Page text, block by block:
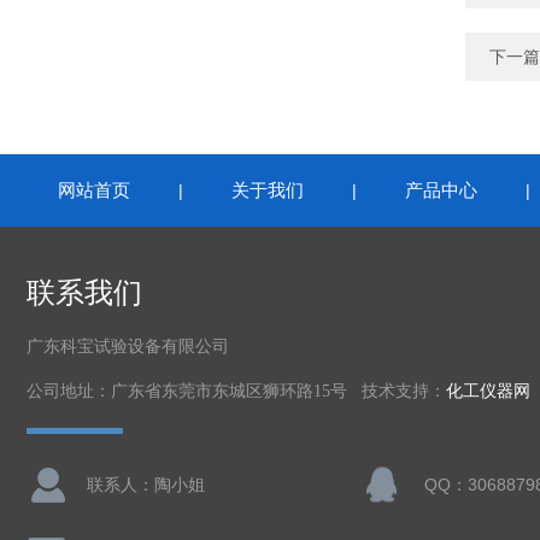
下一
网站首页 | 关于我们 | 产品中心
联系我们
广东科宝试验设备有限公司
公司地址：广东省东莞市东城区狮环路15号 技术支持： 化工仪器网
联系人：陶小姐 QQ：